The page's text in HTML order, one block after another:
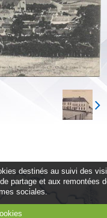
destinés au suivi des
partage et aux remontées
sociales.